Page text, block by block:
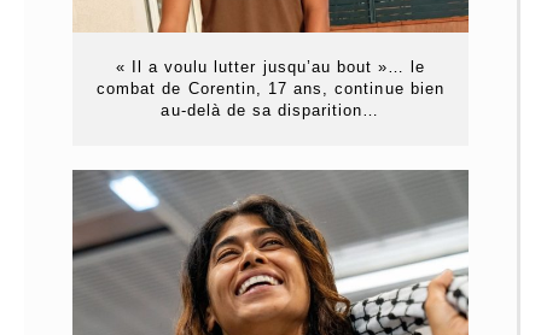
« Il a voulu lutter jusqu’au bout »… le
combat de Corentin, 17 ans, continue bien
au-delà de sa disparition…